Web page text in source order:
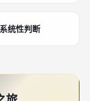
统性判断